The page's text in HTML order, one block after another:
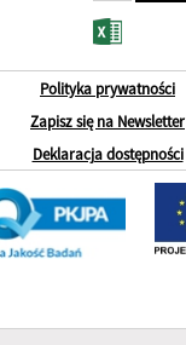
Polityka prywatności
Zapisz się na Newsletter
Deklaracja dostępności